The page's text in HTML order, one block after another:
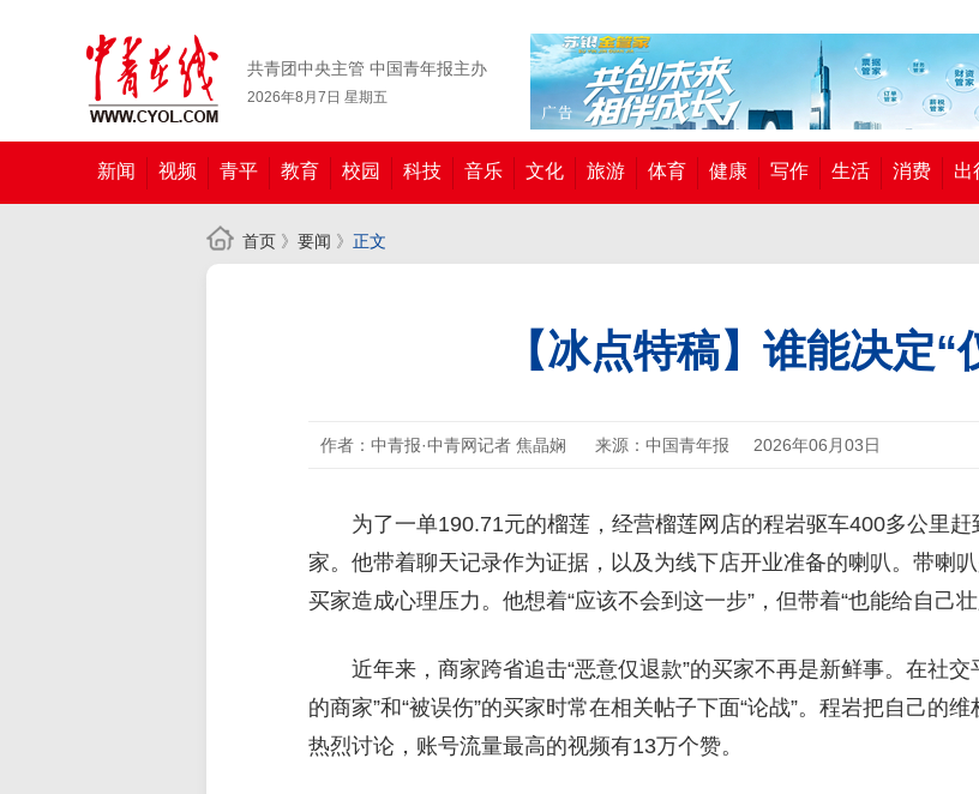
共青团中央主管 中国青年报主办
2026年8月7日 星期五
新闻 视频 青平 教育 校园 科技 音乐 文化 旅游 体育 健康 写作 生活 消费 出
首页 》 要闻 》 正文
【冰点特稿】谁能决定“
作者：中青报·中青网记者 焦晶娴 来源：中国青年报 2026年06月03日
为了一单190.71元的榴莲，经营榴莲网店的程岩驱车400多公里赶
家。他带着聊天记录作为证据，以及为线下店开业准备的喇叭。带喇
买家造成心理压力。他想着“应该不会到这一步”，但带着“也能给自己壮
近年来，商家跨省追击“恶意仅退款”的买家不再是新鲜事。在社交
的商家”和“被误伤”的买家时常在相关帖子下面“论战”。程岩把自己的
热烈讨论，账号流量最高的视频有13万个赞。